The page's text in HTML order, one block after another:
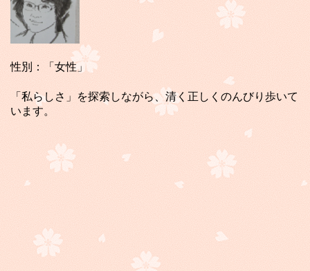
性別：「女性」
「私らしさ」を探索しながら、清く正しくのんびり歩いて
います。